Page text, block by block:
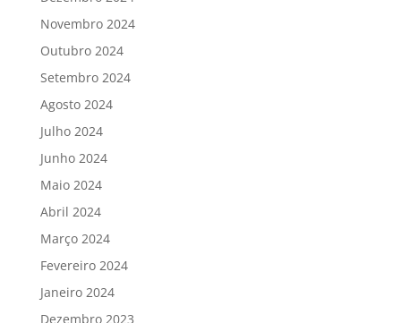
Novembro 2024
Outubro 2024
Setembro 2024
Agosto 2024
Julho 2024
Junho 2024
Maio 2024
Abril 2024
Março 2024
Fevereiro 2024
Janeiro 2024
Dezembro 2023